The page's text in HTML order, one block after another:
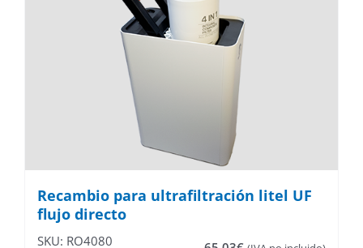
Recambio para ultrafiltración litel UF
flujo directo
SKU: RO4080